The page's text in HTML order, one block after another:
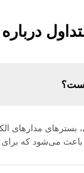
مدارهای
می‌شود که برای